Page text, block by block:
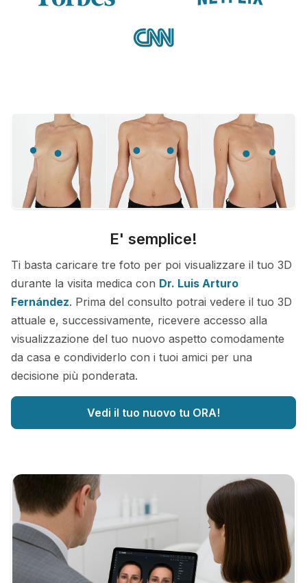
E' semplice!
Ti basta caricare tre foto per poi visualizzare il tuo 3D
durante la visita medica con Dr. Luis Arturo
Fernández. Prima del consulto potrai vedere il tuo 3D
attuale e, successivamente, ricevere accesso alla
visualizzazione del tuo nuovo aspetto comodamente
da casa e condividerlo con i tuoi amici per una
decisione più ponderata.
Vedi il tuo nuovo tu ORA!